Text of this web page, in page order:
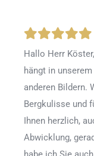
Hallo Herr
hängt in
anderen Bildern.
Bergkulisse und
Ihnen herzlich,
Abwicklung,